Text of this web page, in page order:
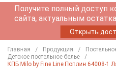
Получите полный доступ
сайта, актуальным
Открыть
Главная Продукция
Детское постельное белье
КПБ Milo by Fine Line Поплин 64008-1